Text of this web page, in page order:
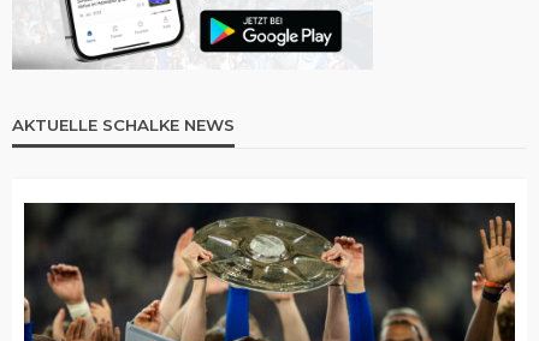
AKTUELLE SCHALKE NEWS